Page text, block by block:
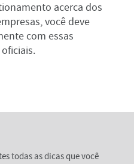
acerca dos
você deve
com essas
todas as dicas que você